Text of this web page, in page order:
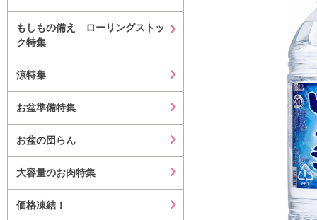
もしもの備え ローリングストッ
ク特集
涼特集
お盆準備特集
お盆の団らん
大容量のお肉特集
価格凍結！